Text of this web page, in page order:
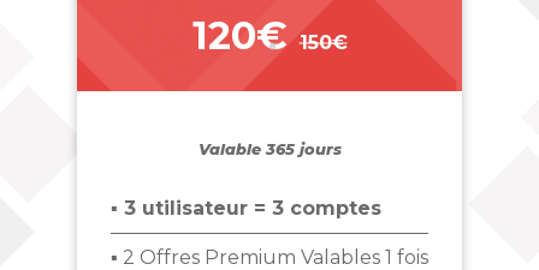
120€ 150€
_
Valable 365 jours
▪ 3 utilisateur = 3 comptes
▪ 2 Offres Premium Valables 1 fois